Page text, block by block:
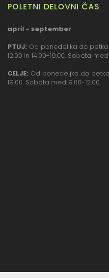
POLETNI DELOVNI ČAS
april - september
PTUJ: Od ponedeljka do
12.00 in 14.00-19.00. Sobota
CELJE: Od ponedeljka do
19.00. Sobota med 9.00-12.00.